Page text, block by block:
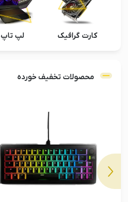
کارت گرافیک لپ تاپ
محصولات تخفیف خورده